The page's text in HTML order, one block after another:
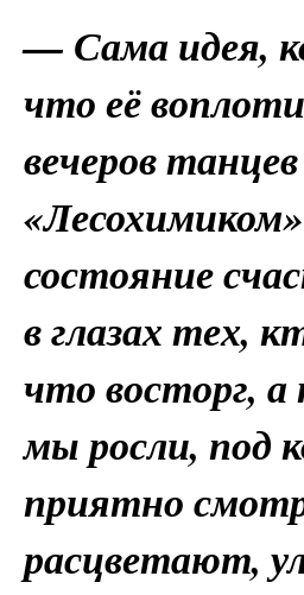
— Сама идея,
что её
вечеров
состояние
в глазах тех,
что восторг,
мы росли, под
приятно
расцветают,